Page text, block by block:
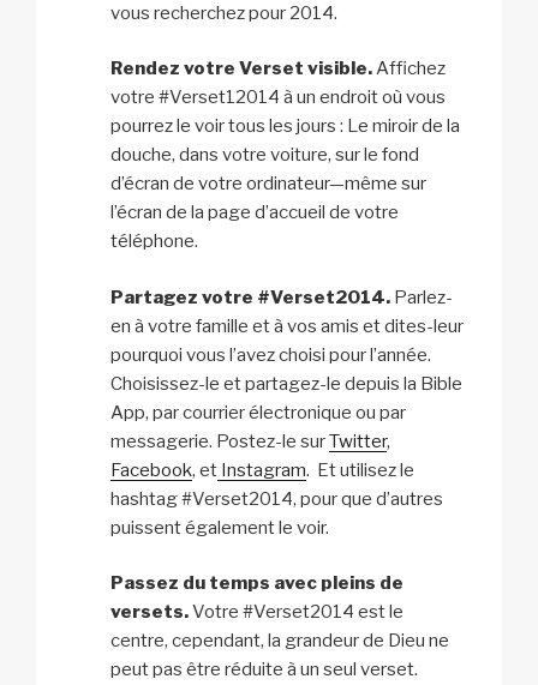
vous recherchez pour 2014.
Rendez votre Verset visible.Affichez
votre #Verset12014 à un endroit où vous
pourrez le voir tous les jours : Le miroir de la
douche, dans votre voiture, sur le fond
d’écran de votre ordinateur—même sur
l’écran de la page d’accueil de votre
téléphone.
Partagez votre #Verset2014. Parlez-
en à votre famille et à vos amis et dites-leur
pourquoi vous l’avez choisi pour l’année.
Choisissez-le et partagez-le depuis la Bible
App, par courrier électronique ou par
messagerie. Postez-le surTwitter,
Facebook, et Instagram. Et utilisez le
hashtag #Verset2014, pour que d’autres
puissent également le voir.
Passez du temps avec pleins de
versets.Votre #Verset2014 est le
centre, cependant, la grandeur de Dieu ne
peut pas être réduite à un seul verset.